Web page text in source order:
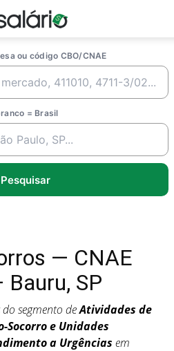
ou código CBO/CNAE
= Brasil
Pesquisar
— CNAE
SP
do segmento deAtividades de
Socorro e Unidades
a Urgências em